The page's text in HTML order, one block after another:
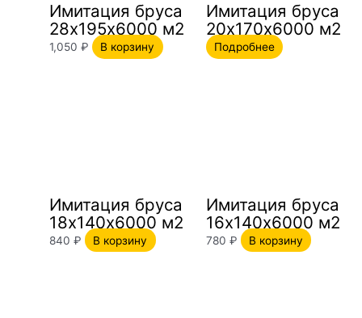
Имитация бруса
28х195х6000 м2
1,050₽ В корзину
Имитация бруса
20х170х6000 м2
Подробнее
Имитация бруса
18х140х6000 м2
840₽ В корзину
Имитация бруса
16х140х6000 м2
780 ₽ В корзину